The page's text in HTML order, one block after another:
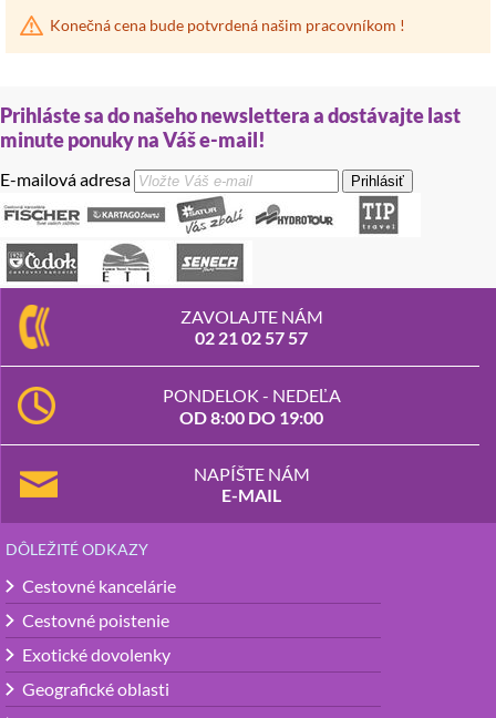
Konečná cena bude potvrdená našim pracovníkom !
Prihláste sa do našeho newslettera a dostávajte last
minute ponuky na Váš e-mail!
E-mailová adresa Prihlásiť
ZAVOLAJTE NÁM
02 21 02 57 57
PONDELOK - NEDEĽA
OD 8:00 DO 19:00
NAPÍŠTE NÁM
E-MAIL
DÔLEŽITÉ ODKAZY
Cestovné kancelárie
Cestovné poistenie
Exotické dovolenky
Geografické oblasti